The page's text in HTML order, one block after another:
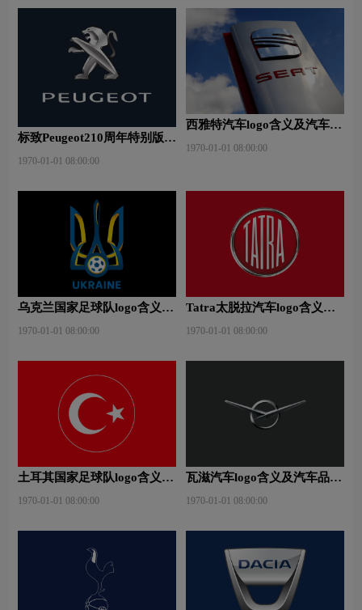
标致Peugeot210周年特别版新
1970-01-01 08:00:00
西雅特汽车logo含义及汽车品
1970-01-01 08:00:00
乌克兰国家足球队logo含义及
1970-01-01 08:00:00
Tatra太脱拉汽车logo含义及
1970-01-01 08:00:00
土耳其国家足球队logo含义及
1970-01-01 08:00:00
瓦滋汽车logo含义及汽车品牌
1970-01-01 08:00:00